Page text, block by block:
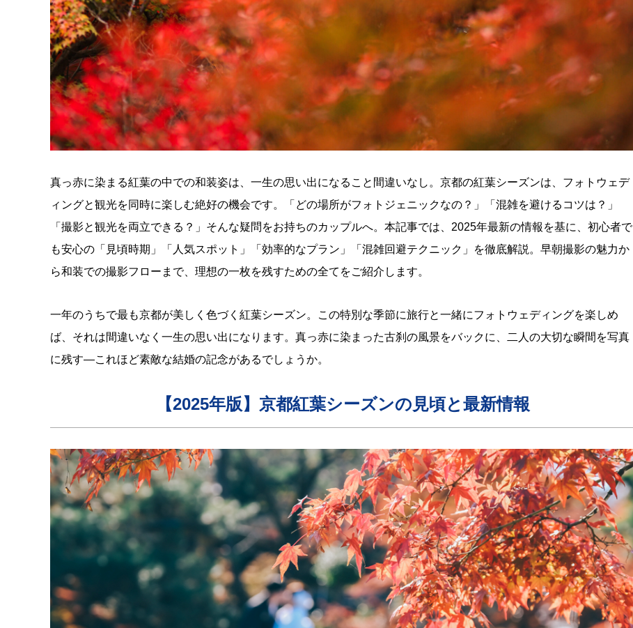
真っ赤に染まる紅葉の中での和装姿は、一生の思い出になること間違いなし。京都の紅葉シーズンは、フォトウェデ
ィングと観光を同時に楽しむ絶好の機会です。「どの場所がフォトジェニックなの？」「混雑を避けるコツは？」
「撮影と観光を両立できる？」そんな疑問をお持ちのカップルへ。本記事では、2025年最新の情報を基に、初心者で
も安心の「見頃時期」「人気スポット」「効率的なプラン」「混雑回避テクニック」を徹底解説。早朝撮影の魅力か
ら和装での撮影フローまで、理想の一枚を残すための全てをご紹介します。
一年のうちで最も京都が美しく色づく紅葉シーズン。この特別な季節に旅行と一緒にフォトウェディングを楽しめ
ば、それは間違いなく一生の思い出になります。真っ赤に染まった古刹の風景をバックに、二人の大切な瞬間を写真
に残す—これほど素敵な結婚の記念があるでしょうか。
【2025年版】京都紅葉シーズンの見頃と最新情報